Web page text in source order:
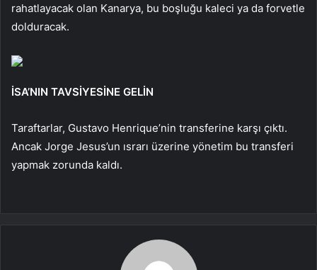
rahatlayacak olan Kanarya, bu boşluğu kaleci ya da forvetle
dolduracak.
İSA’NIN TAVSİYESİNE GELİN
Taraftarlar, Gustavo Henrique’nin transferine karşı çıktı.
Ancak Jorge Jesus’un ısrarı üzerine yönetim bu transferi
yapmak zorunda kaldı.